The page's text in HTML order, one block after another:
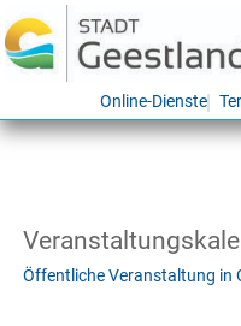
Online-Dienste
Öffentliche Veranstaltung in